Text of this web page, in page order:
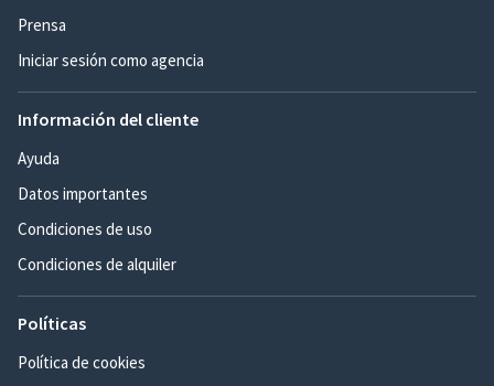
Prensa
Iniciar sesión como agencia
Información del cliente
Ayuda
Datos importantes
Condiciones de uso
Condiciones de alquiler
Políticas
Política de cookies